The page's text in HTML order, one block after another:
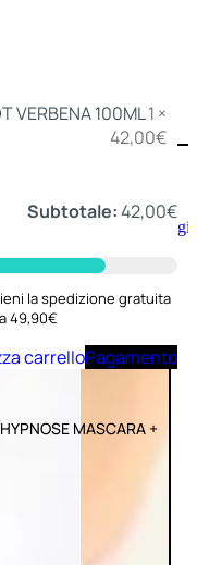
Deo
Aggiungi
VERBENA 100ML1 ×
42,00€
Subtotale:42,00€
la spedizione gratuita
49,90€
carrelloPagamento
MASCARA +